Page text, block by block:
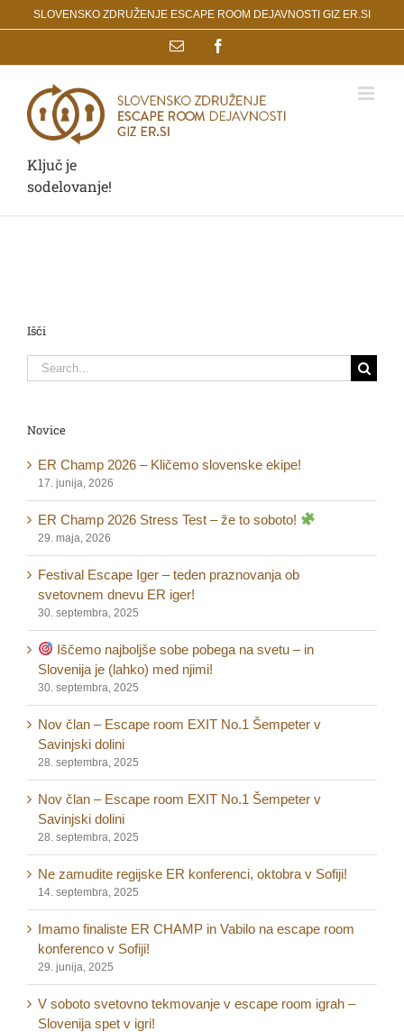
to
SLOVENSKO ZDRUŽENJE ESCAPE ROOM DEJAVNOSTI GIZ ER.SI
Email
Ključ je
sodelovanje!
Išči
Search
for:
Novice
ER Champ 2026 – Kličemo slovenske ekipe!
17. junija, 2026
ER Champ 2026 Stress Test – že to soboto!
29. maja, 2026
Festival Escape Iger – teden praznovanja ob
svetovnem dnevu ER iger!
30. septembra, 2025
Iščemo najboljše sobe pobega na svetu – in
Slovenija je (lahko) med njimi!
30. septembra, 2025
Nov član – Escape room EXIT No.1 Šempeter v
Savinjski dolini
28. septembra, 2025
Nov član – Escape room EXIT No.1 Šempeter v
Savinjski dolini
28. septembra, 2025
Ne zamudite regijske ER konferenci, oktobra v Sofiji!
14. septembra, 2025
Imamo finaliste ER CHAMP in Vabilo na escape room
konferenco v Sofiji!
29. junija, 2025
V soboto svetovno tekmovanje v escape room igrah –
Slovenija spet v igri!